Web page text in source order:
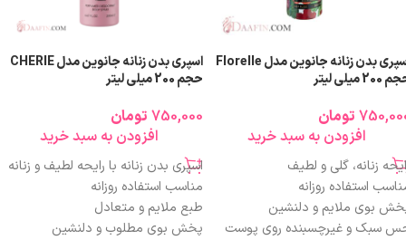
اسپری بدن زنانه جانوین مدل Florelle
میلی لیتر
تومان
افزودن به سبد خرید
زنانه، گلی و لطیف
استفاده روزانه
بوی ملایم و دلنشین
سبک و غیرچسبنده روی پوست
اسپری بدن زنانه جانوین مدل CHERIE
حجم 200 میلی لیتر
750,000 تومان
افزودن به سبد خرید
اسپری بدن زنانه با رایحه لطیف و زنانه
مناسب استفاده روزانه
طبع ملایم و متعادل
پخش بوی مطلوب و دلنشین